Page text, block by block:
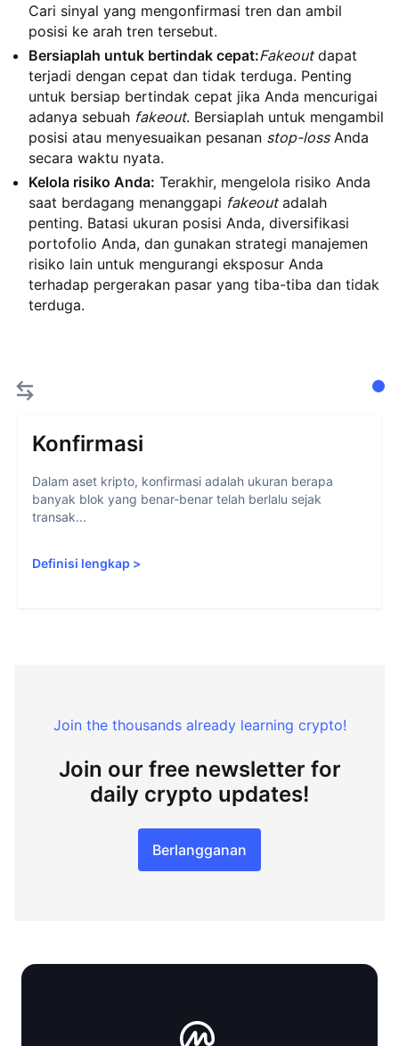
Cari sinyal yang mengonfirmasi tren dan ambil
posisi ke arah tren tersebut.
Bersiaplah untuk bertindak cepat:Fakeoutdapat
terjadi dengan cepat dan tidak terduga. Penting
untuk bersiap bertindak cepat jika Anda mencurigai
adanya sebuah fakeout. Bersiaplah untuk mengambil
posisi atau menyesuaikan pesanan stop-lossAnda
secara waktu nyata.
Kelola risiko Anda: Terakhir, mengelola risiko Anda
saat berdagang menanggapi fakeoutadalah
penting. Batasi ukuran posisi Anda, diversifikasi
portofolio Anda, dan gunakan strategi manajemen
risiko lain untuk mengurangi eksposur Anda
terhadap pergerakan pasar yang tiba-tiba dan tidak
terduga.
Konfirmasi
Dalam aset kripto, konfirmasi adalah ukuran berapa
banyak blok yang benar-benar telah berlalu sejak
transak...
Definisi lengkap >
Join the thousands already learning crypto!
Join our free newsletter for
daily crypto updates!
Berlangganan